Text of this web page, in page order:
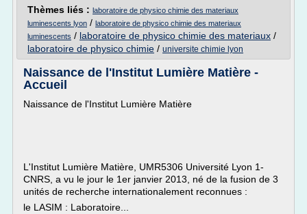
Thèmes liés : laboratoire de physico chimie des materiaux
luminescents lyon / laboratoire de physico chimie des materiaux
luminescents / laboratoire de physico chimie des materiaux /
laboratoire de physico chimie / universite chimie lyon
Naissance de l'Institut Lumière Matière -
Accueil
Naissance de l'Institut Lumière Matière
L'Institut Lumière Matière, UMR5306 Université Lyon 1-
CNRS, a vu le jour le 1er janvier 2013, né de la fusion de 3
unités de recherche internationalement reconnues :
le LASIM : Laboratoire...